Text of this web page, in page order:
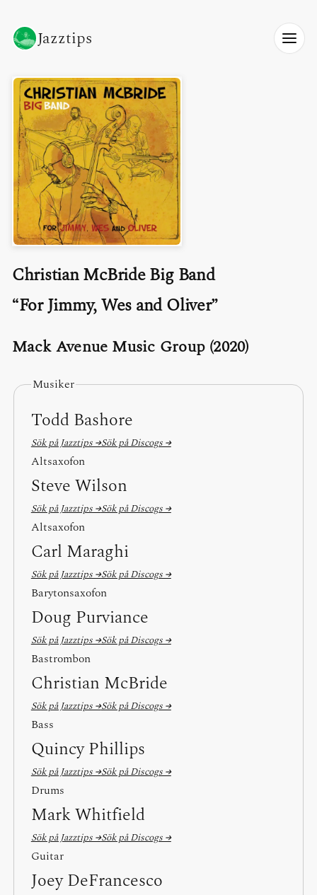
Jazztips
Christian McBride Big Band
For Jimmy, Wes and Oliver
Mack Avenue Music Group (2020)
Musiker
Todd Bashore
Sök på Jazztips →Sök på Discogs →
Altsaxofon
Steve Wilson
Sök på Jazztips →Sök på Discogs →
Altsaxofon
Carl Maraghi
Sök på Jazztips →Sök på Discogs →
Barytonsaxofon
Doug Purviance
Sök på Jazztips →Sök på Discogs →
Bastrombon
Christian McBride
Sök på Jazztips →Sök på Discogs →
Bass
Quincy Phillips
Sök på Jazztips →Sök på Discogs →
Drums
Mark Whitfield
Sök på Jazztips →Sök på Discogs →
Guitar
Joey DeFrancesco